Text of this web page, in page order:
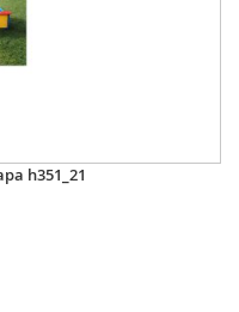
h351_21